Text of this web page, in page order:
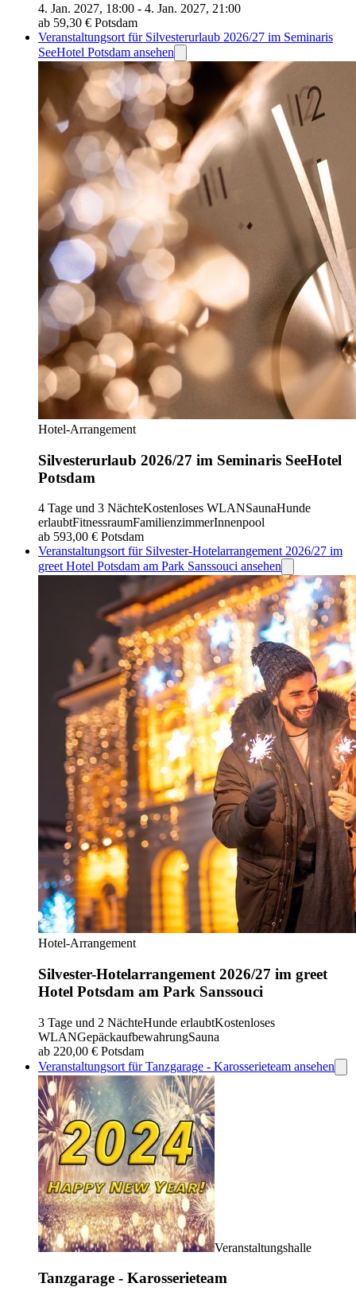
4. Jan. 2027, 18:00 - 4. Jan. 2027, 21:00
ab 59,30 € Potsdam
Veranstaltungsort für Silvesterurlaub 2026/27 im Seminaris
SeeHotel Potsdam ansehen
Hotel-Arrangement
Silvesterurlaub 2026/27 im Seminaris SeeHotel
Potsdam
4 Tage und 3 NächteKostenloses WLANSaunaHunde
erlaubtFitnessraumFamilienzimmerInnenpool
ab 593,00 € Potsdam
Veranstaltungsort für Silvester-Hotelarrangement 2026/27 im
greet Hotel Potsdam am Park Sanssouci ansehen
Hotel-Arrangement
Silvester-Hotelarrangement 2026/27 im greet
Hotel Potsdam am Park Sanssouci
3 Tage und 2 NächteHunde erlaubtKostenloses
WLANGepäckaufbewahrungSauna
ab 220,00 € Potsdam
Veranstaltungsort für Tanzgarage - Karosserieteam ansehen
Veranstaltungshalle
Tanzgarage - Karosserieteam